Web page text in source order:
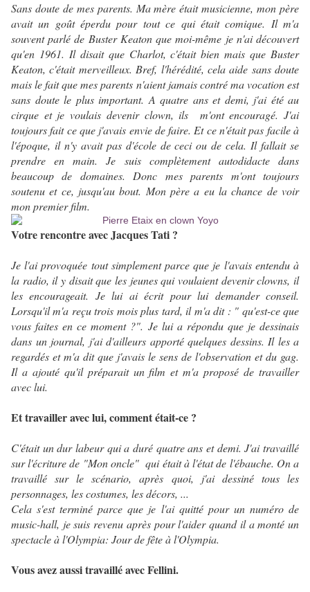
Sans doute de mes parents. Ma mère était musicienne, mon père
avait un goût éperdu pour tout ce qui était comique. Il m'a
souvent parlé de Buster Keaton que moi-même je n'ai découvert
qu'en 1961. Il disait que Charlot, c'était bien mais que Buster
Keaton, c'était merveilleux. Bref, l'hérédité, cela aide sans doute
mais le fait que mes parents n'aient jamais contré ma vocation est
sans doute le plus important. A quatre ans et demi, j'ai été au
cirque et je voulais devenir clown, ils m'ont encouragé. J'ai
toujours fait ce que j'avais envie de faire. Et ce n'était pas facile à
l'époque, il n'y avait pas d'école de ceci ou de cela. Il fallait se
prendre en main. Je suis complètement autodidacte dans
beaucoup de domaines. Donc mes parents m'ont toujours
soutenu et ce, jusqu'au bout. Mon père a eu la chance de voir
mon premier film.
Votre rencontre avec Jacques Tati ?
Je l'ai provoquée tout simplement parce que je l'avais entendu à
la radio, il y disait que les jeunes qui voulaient devenir clowns, il
les encourageait. Je lui ai écrit pour lui demander conseil.
Lorsqu'il m'a reçu trois mois plus tard, il m'a dit : " qu'est-ce que
vous faites en ce moment ?". Je lui a répondu que je dessinais
dans un journal, j'ai d'ailleurs apporté quelques dessins. Il les a
regardés et m'a dit que j'avais le sens de l'observation et du gag.
Il a ajouté qu'il préparait un film et m'a proposé de travailler
avec lui.
Et travailler avec lui, comment était-ce ?
C'était un dur labeur qui a duré quatre ans et demi. J'ai travaillé
sur l'écriture de "Mon oncle" qui était à l'état de l'ébauche. On a
travaillé sur le scénario, après quoi, j'ai dessiné tous les
personnages, les costumes, les décors, ...
Cela s'est terminé parce que je l'ai quitté pour un numéro de
music-hall, je suis revenu après pour l'aider quand il a monté un
spectacle à l'Olympia: Jour de fête à l'Olympia.
Vous avez aussi travaillé avec Fellini.